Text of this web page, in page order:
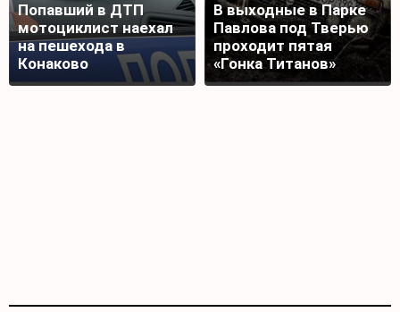
Попавший в ДТП
мотоциклист наехал
на пешехода в
Конаково
В выходные в Парке
Павлова под Тверью
проходит пятая
«Гонка Титанов»